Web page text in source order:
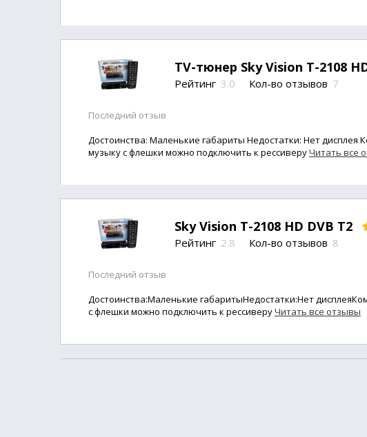
TV-тюнер Sky Vision T-2108
Рейтинг 3.0 Кол-во отзывов 7
Последний отзыв
Достоинства: Маленькие габариты Недостатки: Нет
музыку с флешки можно подключить к рессиверуЧитать все
Sky Vision T-2108 HD DVB T2
Рейтинг 2.8 Кол-во отзывов 8
Последний отзыв
Достоинства:Маленькие габаритыНедостатки:Нет
с флешки можно подключить к рессиверуЧитать все отзывы